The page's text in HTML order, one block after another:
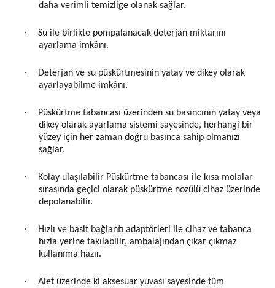
daha verimli temizliğe olanak sağlar.
·
Su ile birlikte pompalanacak deterjan miktarını
ayarlama imkânı.
·
Deterjan ve su püskürtmesinin yatay ve dikey olarak
ayarlayabilme imkânı.
·
Püskürtme tabancası üzerinden su basıncının yatay veya
dikey olarak ayarlama sistemi sayesinde, herhangi bir
yüzey için her zaman doğru basınca sahip olmanızı
sağlar.
·
Kolay ulaşılabilir Püskürtme tabancası ile kısa molalar
sırasında geçici olarak püskürtme nozülü cihaz üzerinde
depolanabilir.
·
Hızlı ve basit bağlantı adaptörleri ile cihaz ve tabanca
hızla yerine takılabilir, ambalajından çıkar çıkmaz
kullanıma hazır.
·
Alet üzerinde ki aksesuar yuvası sayesinde tüm